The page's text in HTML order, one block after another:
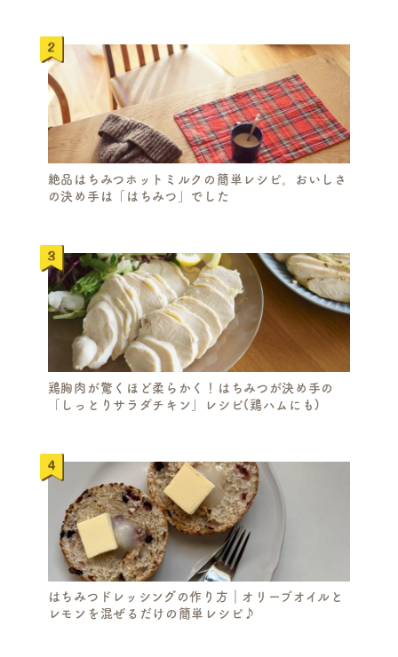
絶品はちみつホットミルクの簡単レシピ。おいしさ
の決め手は「はちみつ」でした
鶏胸肉が驚くほど柔らかく！はちみつが決め手の
「しっとりサラダチキン」レシピ(鶏ハムにも)
はちみつドレッシングの作り方｜オリーブオイルと
レモンを混ぜるだけの簡単レシピ♪